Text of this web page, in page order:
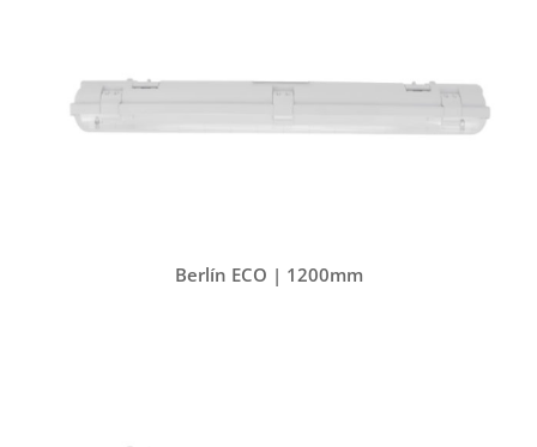
Berlín ECO | 1200mm